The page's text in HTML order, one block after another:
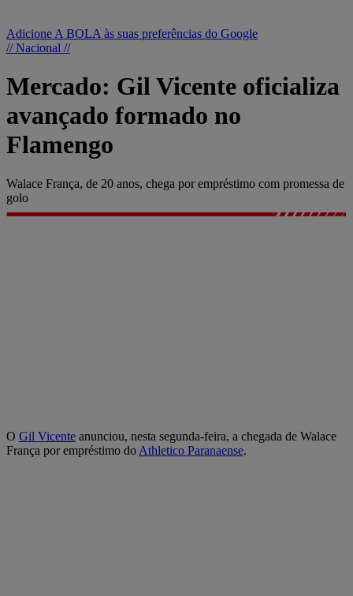
Adicione A BOLA às suas preferências do Google
// Nacional //
Mercado: Gil Vicente oficializa
avançado formado no
Flamengo
Walace França, de 20 anos, chega por empréstimo com promessa de
golo
O Gil Vicente anunciou, nesta segunda-feira, a chegada de Walace
França por empréstimo do Athletico Paranaense.